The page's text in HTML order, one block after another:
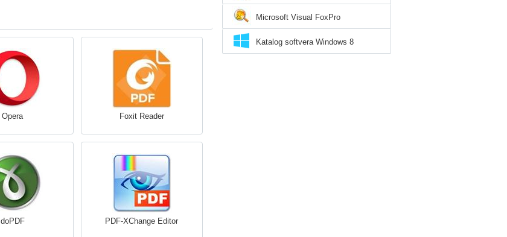
Opera Foxit Reader
doPDF PDF-XChange Editor
Microsoft Visual FoxPro
Katalog softvera Windows 8